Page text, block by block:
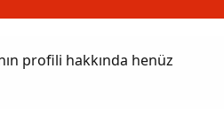
profili hakkında henüz